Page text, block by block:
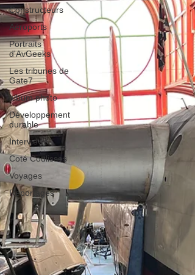
Constructeurs
Aéroports
Portraits
d'AvGeeks
Les tribunes de
Gate7
album photo
Développement
durable
Interviews
Coté Coulisses
Voyages
Reportages